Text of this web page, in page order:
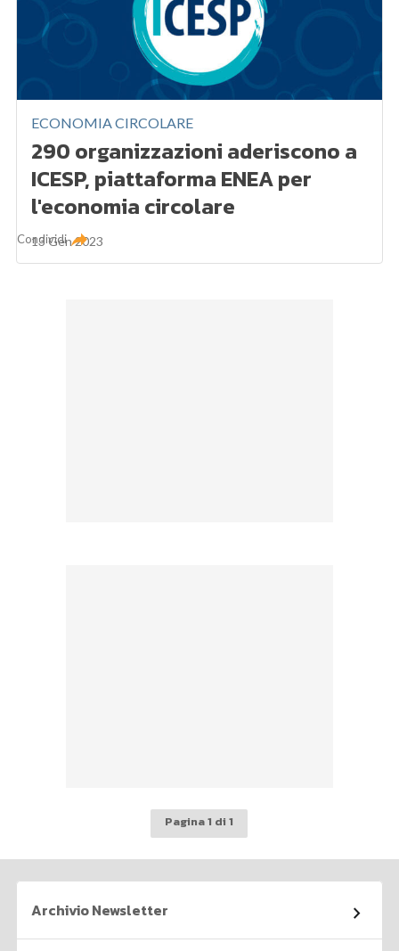
ECONOMIA CIRCOLARE
290 organizzazioni aderiscono a
ICESP, piattaforma ENEA per
l'economia circolare
13 Gen 2023
Condividi
Pagina 1 di 1
Archivio Newsletter